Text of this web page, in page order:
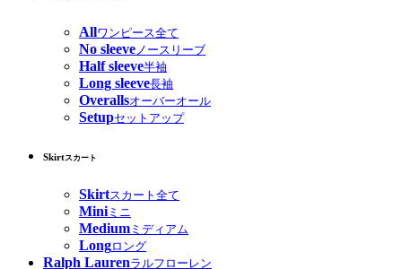
Allワンピース全て
No sleeve ノースリーブ
Half sleeve半袖
Long sleeve長袖
Overallsオーバーオール
Setupセットアップ
Skirtスカート
Skirtスカート全て
Miniミニ
Medium ミディアム
Longロング
Ralph Laurenラルフローレン